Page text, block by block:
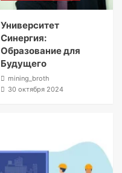
Университет
Синергия:
Образование для
Будущего
mining_broth
30 октября 2024